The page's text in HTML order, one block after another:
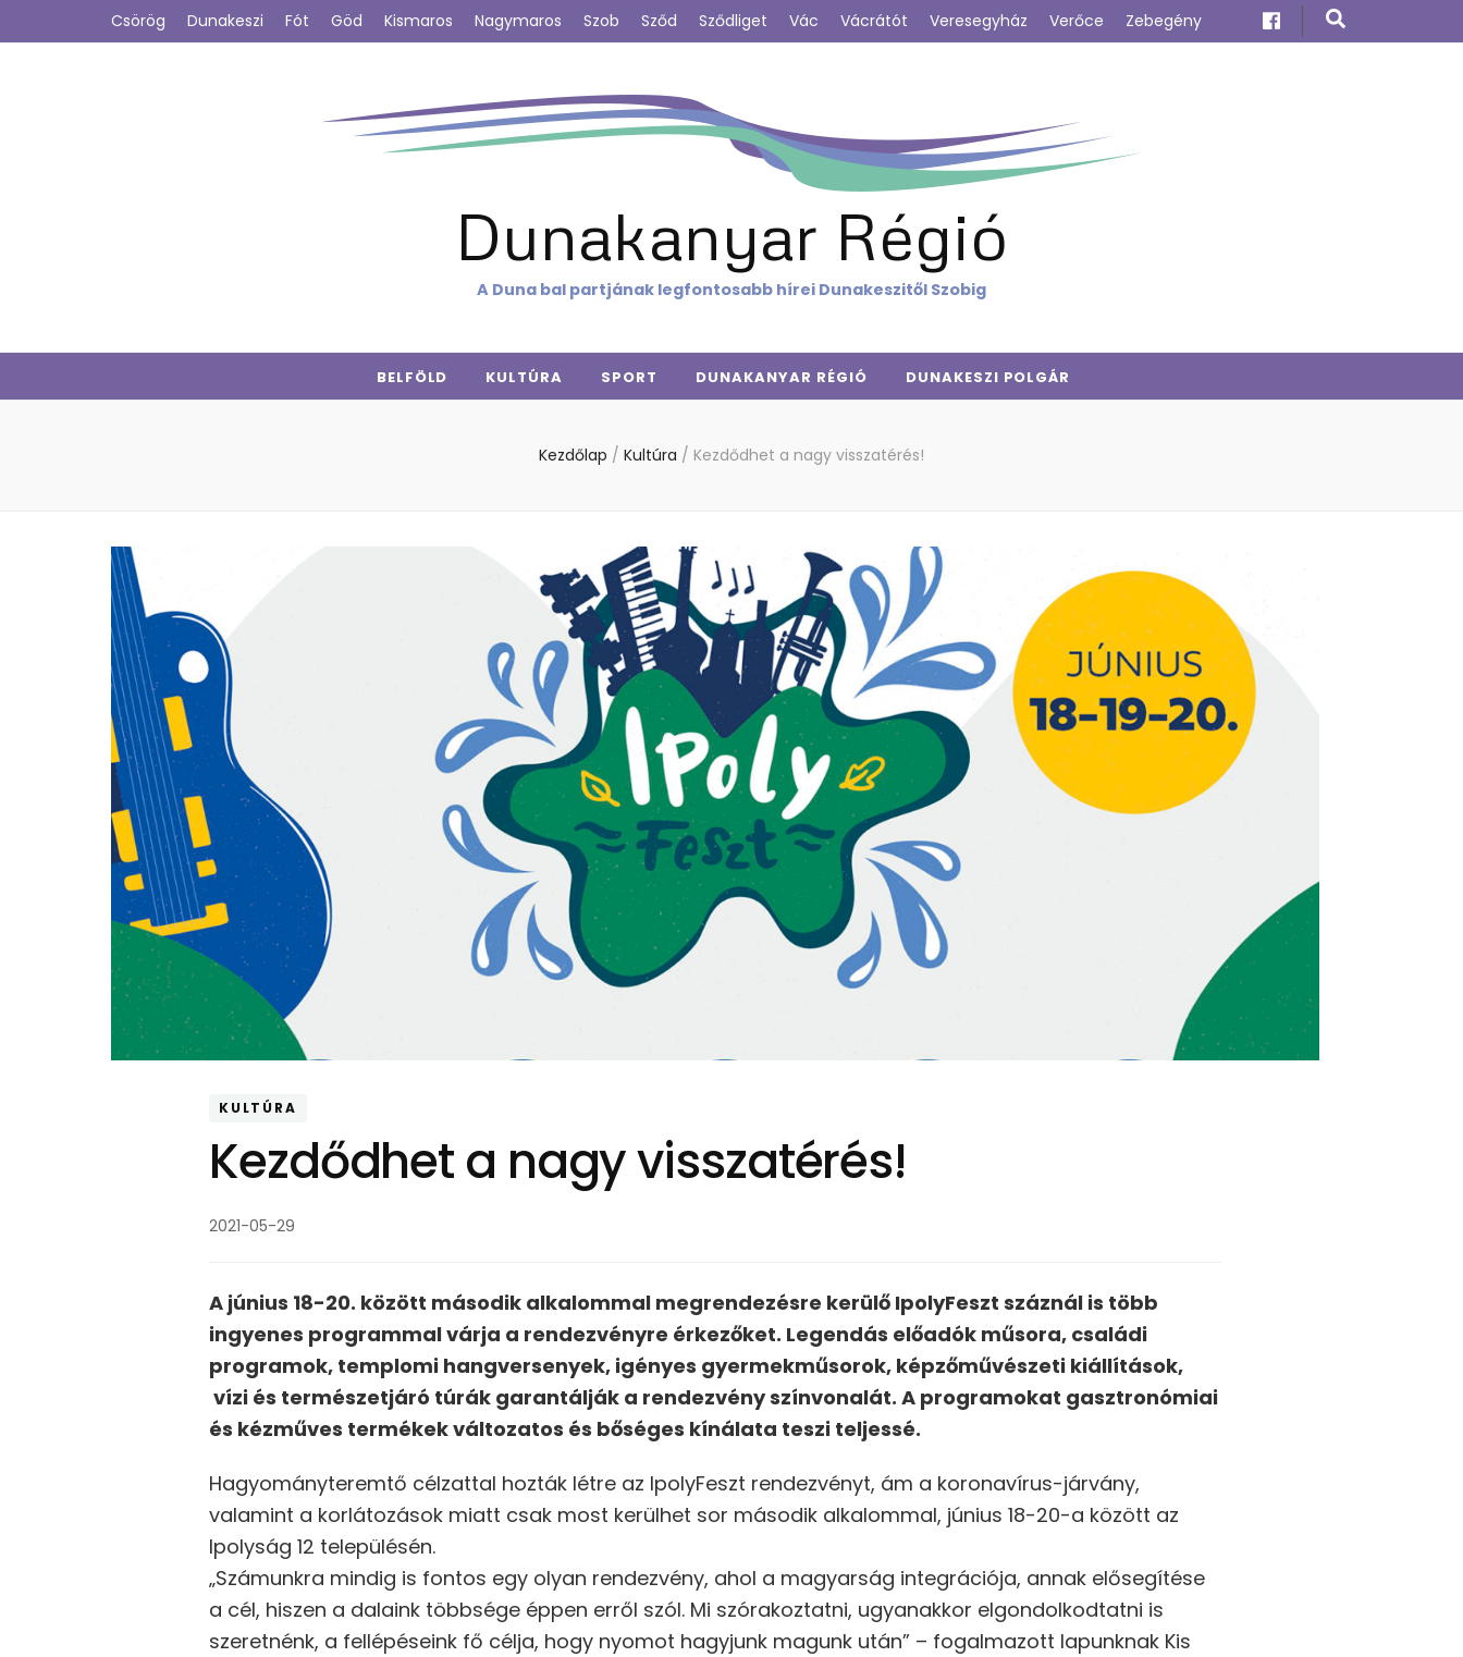
Csörög Dunakeszi Fót Göd Kismaros Nagymaros Szob Sződ Sződliget Vác Vácrátót Veresegyház Verőce Zebegény
Dunakanyar Régió
A Duna bal partjának legfontosabb hírei Dunakeszitől Szobig
BELFÖLD KULTÚRA SPORT DUNAKANYAR RÉGIÓ DUNAKESZI POLGÁR
Kezdőlap / Kultúra / Kezdődhet a nagy visszatérés!
KULTÚRA
Kezdődhet a nagy visszatérés!
2021-05-29
A június 18-20. között második alkalommal megrendezésre kerülő IpolyFeszt száznál is több
ingyenes programmal várja a rendezvényre érkezőket. Legendás előadók műsora, családi
programok, templomi hangversenyek, igényes gyermekműsorok, képzőművészeti kiállítások,
vízi és természetjáró túrák garantálják a rendezvény színvonalát. A programokat gasztronómiai
és kézműves termékek változatos és bőséges kínálata teszi teljessé.
Hagyományteremtő célzattal hozták létre az IpolyFeszt rendezvényt, ám a koronavírus-járvány,
valamint a korlátozások miatt csak most kerülhet sor második alkalommal, június 18-20-a között az
Ipolyság 12 településén.
„Számunkra mindig is fontos egy olyan rendezvény, ahol a magyarság integrációja, annak elősegítése
a cél, hiszen a dalaink többsége éppen erről szól. Mi szórakoztatni, ugyanakkor elgondolkodtatni is
szeretnénk, a fellépéseink fő célja, hogy nyomot hagyjunk magunk után” – fogalmazott lapunknak Kis